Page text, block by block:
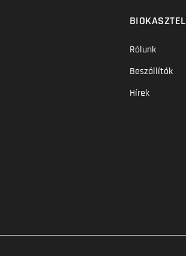
BIOKASZTEL
Rólunk
Beszállítók
Hírek